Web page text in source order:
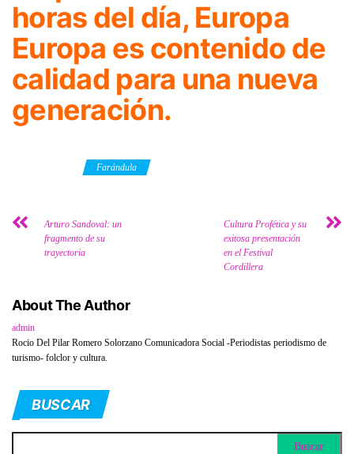
horas del día, Europa
Europa es contenido de
calidad para una nueva
generación.
Farándula
Arturo Sandoval: un
fragmento de su
trayectoria
Cultura Profética y su
exitosa presentación
en el Festival
Cordillera
About The Author
admin
Rocio Del Pilar Romero Solorzano Comunicadora Social -Periodistas periodismo de
turismo- folclor y cultura.
BUSCAR